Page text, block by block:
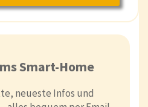
Smart-Home
neueste Infos und